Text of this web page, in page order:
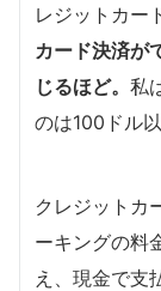
レジットカー
カード決済が
じるほど。 私
のは100ドル
クレジットカ
ーキングの料
え、現金で支